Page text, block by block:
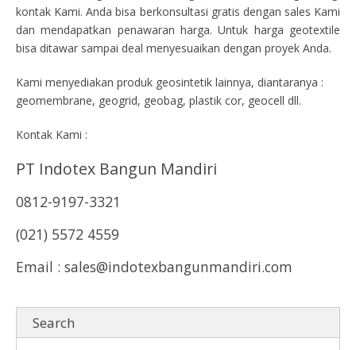
kontak Kami. Anda bisa berkonsultasi gratis dengan sales Kami
dan mendapatkan penawaran harga. Untuk harga geotextile
bisa ditawar sampai deal menyesuaikan dengan proyek Anda.
Kami menyediakan produk geosintetik lainnya, diantaranya :
geomembrane, geogrid, geobag, plastik cor, geocell dll.
Kontak Kami :
PT Indotex Bangun Mandiri
0812-9197-3321
(021) 5572 4559
Email : sales@indotexbangunmandiri.com
Search